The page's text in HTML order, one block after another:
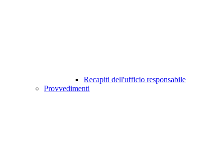
Recapiti dell'ufficio responsabile
Provvedimenti